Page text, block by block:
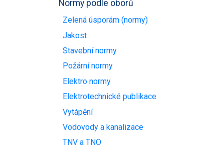
Normy podle oborů
Zelená úsporám (normy)
Jakost
Stavební normy
Požární normy
Elektro normy
Elektrotechnické publikace
Vytápění
Vodovody a kanalizace
TNV a TNO